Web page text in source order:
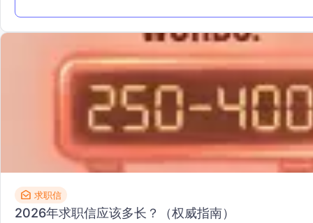
求职信
2026年求职信应该多长？（权威指南）